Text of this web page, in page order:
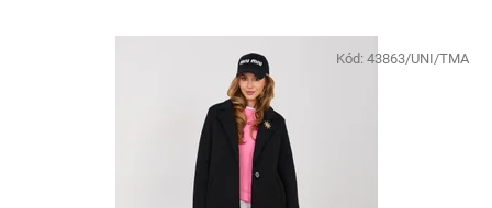
Kód: 43863/UNI/TMA